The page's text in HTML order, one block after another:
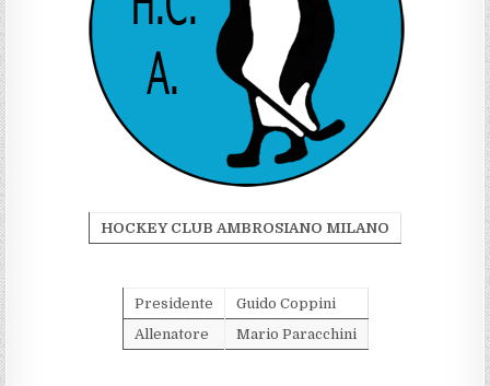
HOCKEY CLUB AMBROSIANO MILANO
Presidente
Guido Coppini
Allenatore
Mario Paracchini